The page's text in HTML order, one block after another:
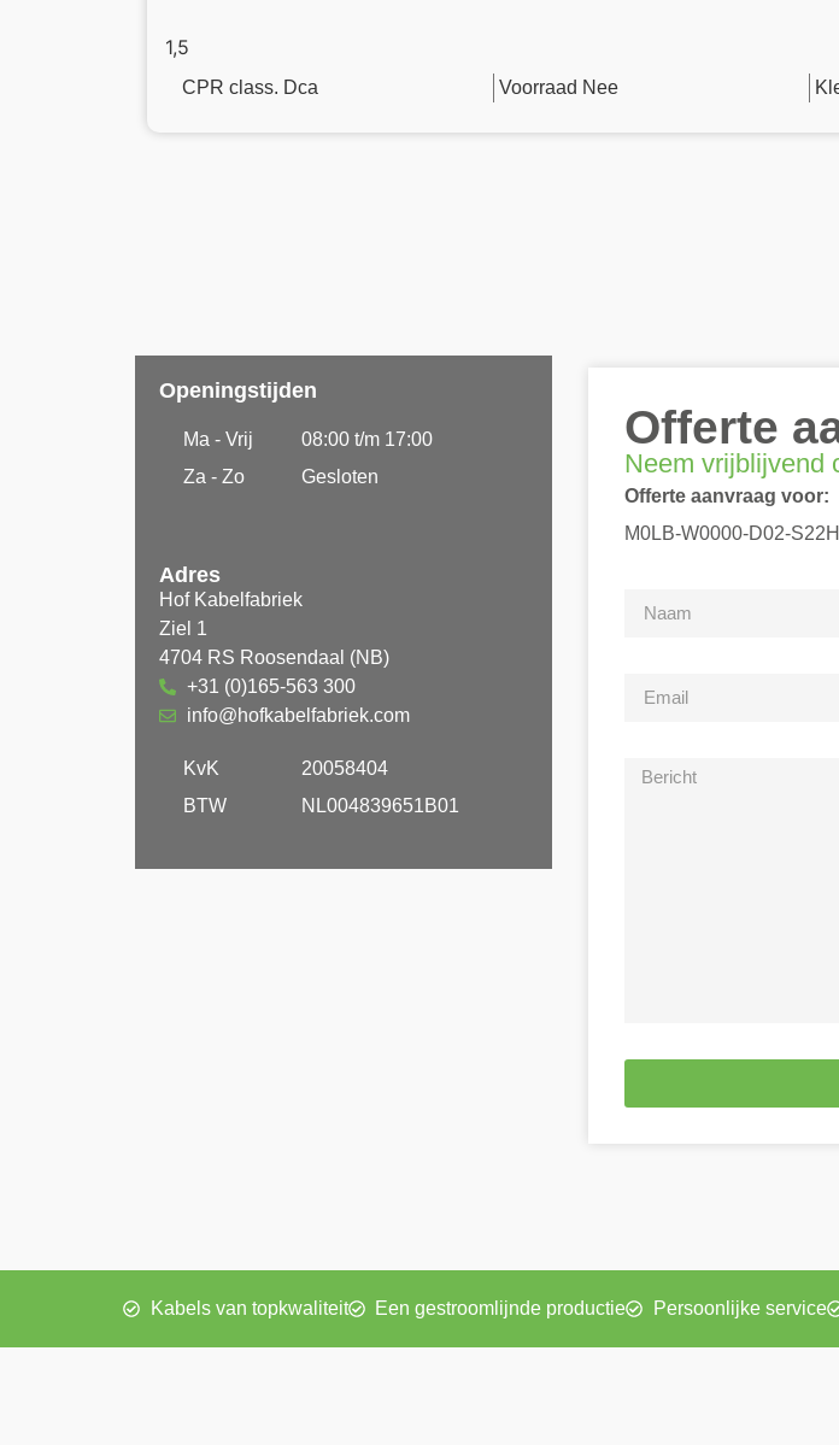
1,5
CPR class. Dca Voorraad Nee
Openingstijden
Ma - Vrij
Za - Zo
08:00 t/m 17:00
Gesloten
Adres
Hof Kabelfabriek
Ziel 1
4704 RS Roosendaal (NB)
+31 (0)165-563 300
info@hofkabelfabriek.com
KvK
BTW
20058404
NL004839651B01
Offerte
Neem vrijblijvend
Offerte aanvraag voor:
M0LB-W0000-D02-
Kabels van topkwaliteit Een gestroomlijnde productie Persoonlijke service